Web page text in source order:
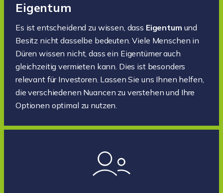
Eigentum
Es ist entscheidend zu wissen, dass Eigentum und
Besitz nicht dasselbe bedeuten. Viele Menschen in
Düren wissen nicht, dass ein Eigentümer auch
gleichzeitig vermieten kann. Dies ist besonders
relevant für Investoren. Lassen Sie uns Ihnen helfen,
die verschiedenen Nuancen zu verstehen und Ihre
Optionen optimal zu nutzen.